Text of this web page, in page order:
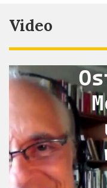
Video